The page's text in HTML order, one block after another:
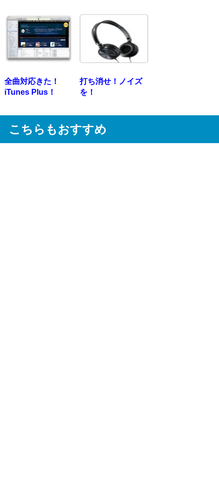
全曲対応きた！
iTunes Plus！
打ち消せ！ノイズ
を！
こちらもおすすめ